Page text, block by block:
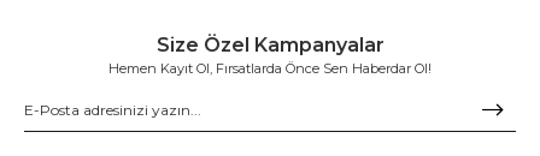
Size Özel Kampanyalar
Hemen Kayıt Ol, Fırsatlarda Önce Sen Haberdar Ol!